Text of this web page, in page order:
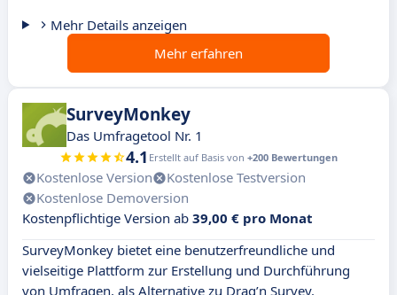
Mehr Details anzeigen
Mehr erfahren
SurveyMonkey
Das Umfragetool Nr. 1
4.1 Erstellt auf Basis von +200 Bewertungen
Kostenlose Version
Kostenlose Testversion
Kostenlose Demoversion
Kostenpflichtige Version ab 39,00 € pro Monat
SurveyMonkey bietet eine benutzerfreundliche und
vielseitige Plattform zur Erstellung und Durchführung
von Umfragen, als Alternative zu Drag’n Survey.